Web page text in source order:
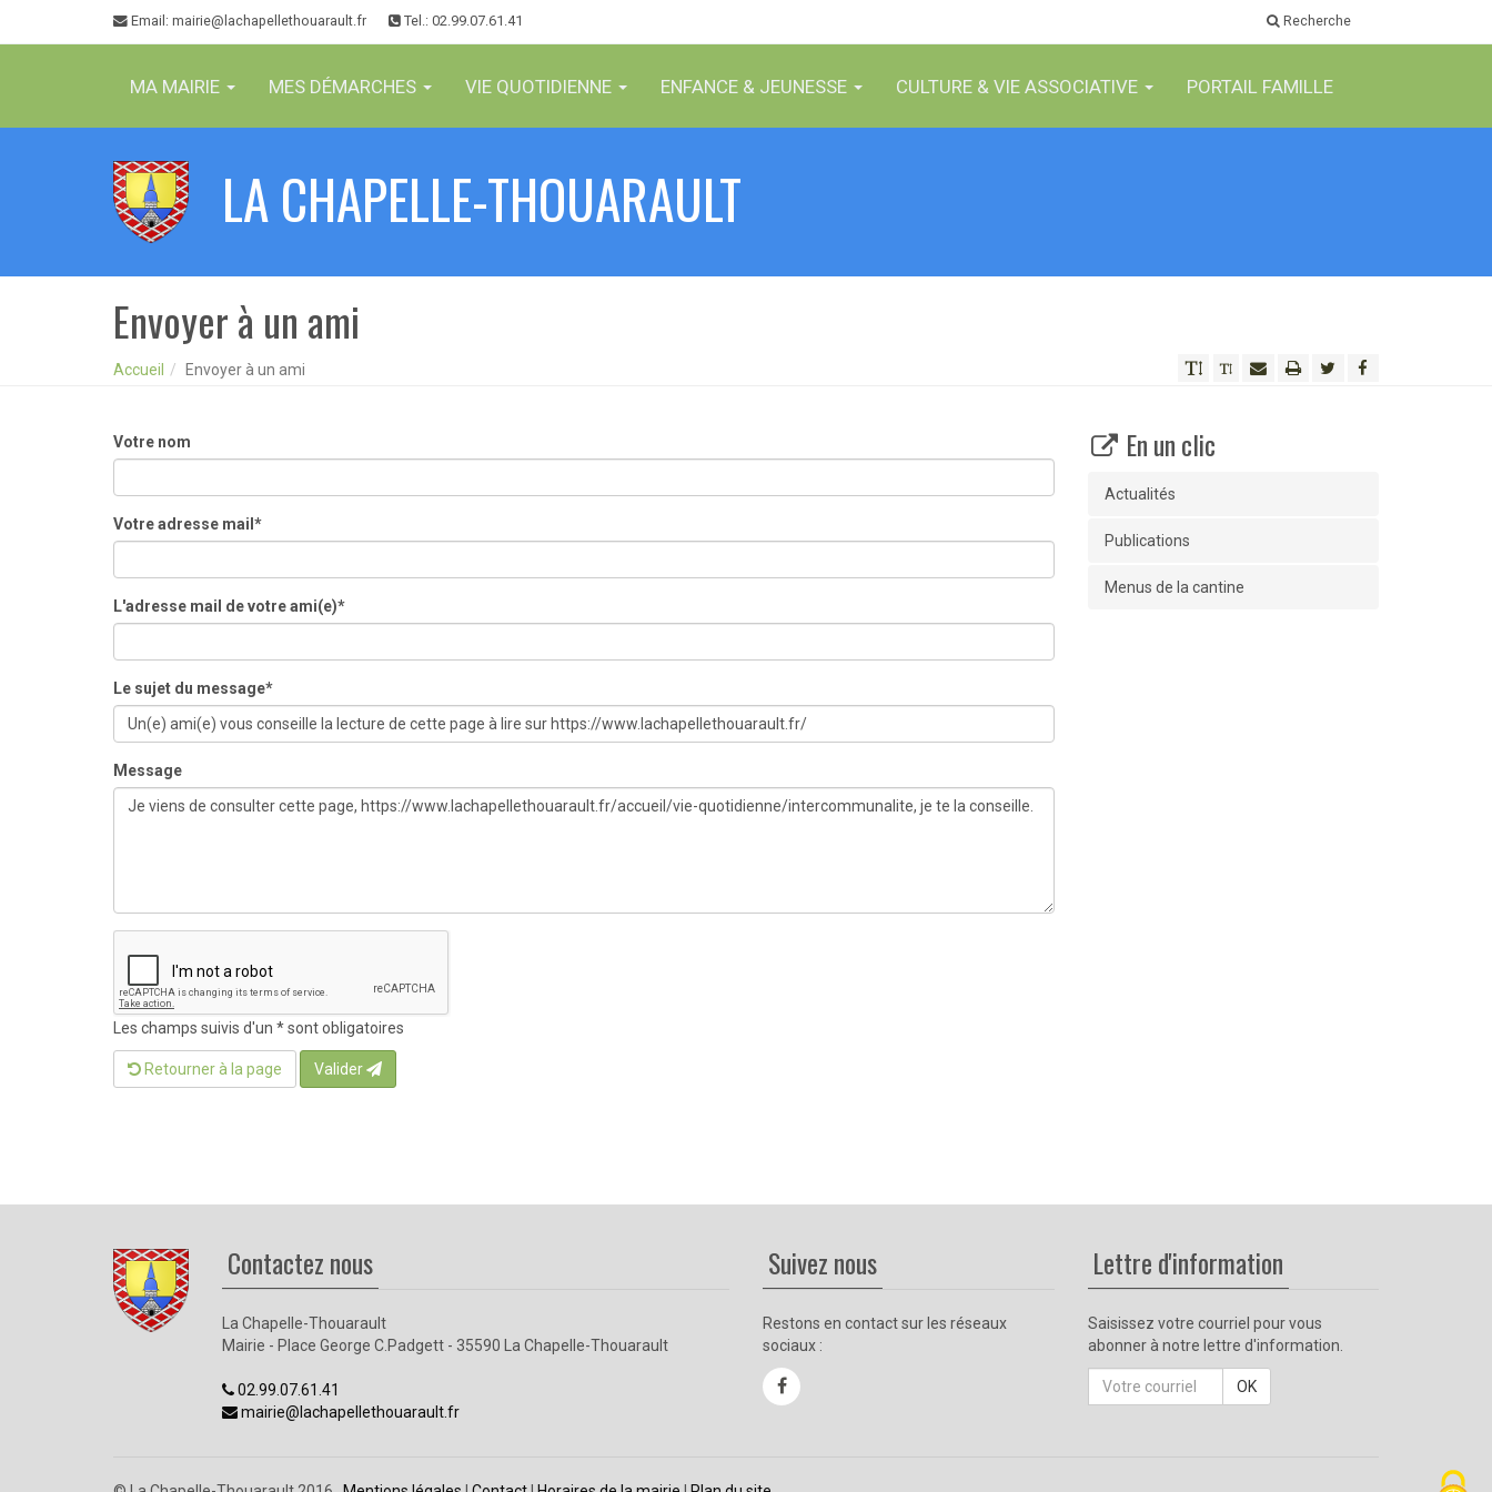
Email : mairie@lachapellethouarault.fr Tel.: 02.99.07.61.41 Recherche
MA MAIRIE MES DÉMARCHES VIE QUOTIDIENNE ENFANCE & JEUNESSE CULTURE & VIE ASSOCIATIVE PORTAIL FAMILLE
LA CHAPELLE-THOUARAULT
Envoyer à un ami
Accueil Envoyer à un ami
Votre nom
Votre adresse mail*
L'adresse mail de votre ami(e)*
Le sujet du message*
Message
Les champs suivis d'un * sont obligatoires
Retourner à la page Valider
En un clic
Actualités
Publications
Menus de la cantine
Contactez nous
La Chapelle-Thouarault
Mairie - Place George C.Padgett - 35590 La Chapelle-Thouarault
02.99.07.61.41
mairie@lachapellethouarault.fr
Suivez nous
Restons en contact sur les réseaux
sociaux :
Lettre d'information
Saisissez votre courriel pour vous
abonner à notre lettre d'information.
Courriel
OK
Panneau de gestion des cookies